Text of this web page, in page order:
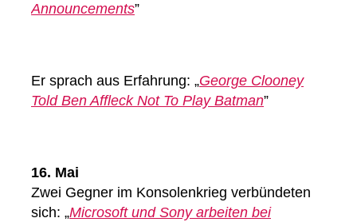
Announcements”
Er sprach aus Erfahrung: „George Clooney
Told Ben Affleck Not To Play Batman”
16. Mai
Zwei Gegner im Konsolenkrieg verbündeten
sich: „Microsoft und Sony arbeiten bei